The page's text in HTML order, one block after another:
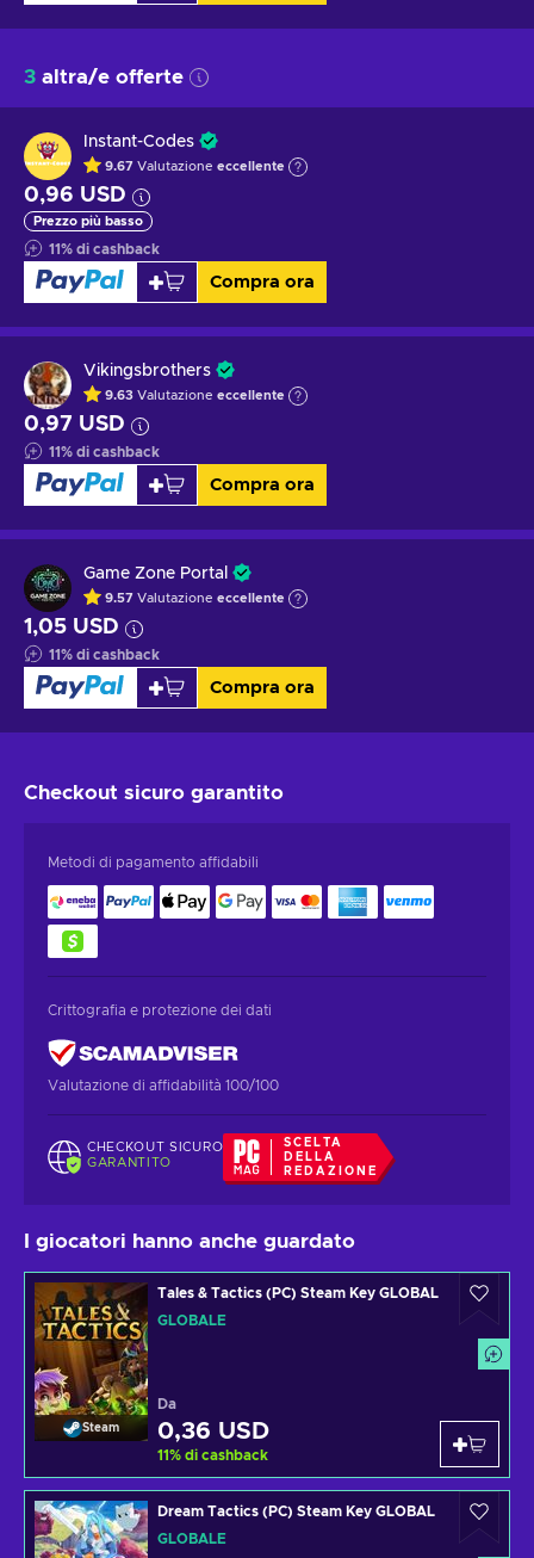
3 altra/e offerte
Instant-Codes
9.67 Valutazione eccellente
0,96 USD
Prezzo più basso
11% di cashback
Compra ora
Vikingsbrothers
9.63 Valutazione eccellente
0,97 USD
11% di cashback
Compra ora
Game Zone Portal
9.57 Valutazione eccellente
1,05 USD
11% di cashback
Compra ora
Checkout sicuro garantito
Metodi di pagamento affidabili
Crittografia e protezione dei dati
Valutazione di affidabilità 100/100
CHECKOUT SICURO
GARANTITO
SCELTA
DELLA
REDAZIONE
I giocatori hanno anche guardato
Steam
Tales & Tactics (PC) Steam Key GLOBAL
GLOBALE
Da
0,36 USD
11% di cashback
Dream Tactics (PC) Steam Key GLOBAL
GLOBALE